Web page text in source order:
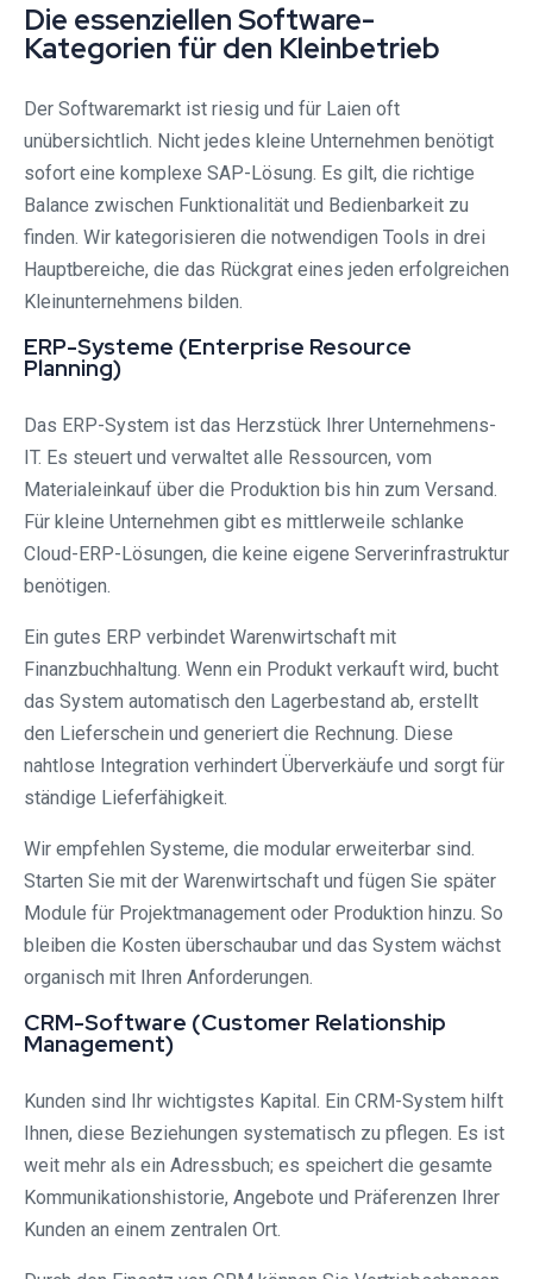
Die essenziellen Software-
Kategorien für den Kleinbetrieb
Der Softwaremarkt ist riesig und für Laien oft
unübersichtlich. Nicht jedes kleine Unternehmen benötigt
sofort eine komplexe SAP-Lösung. Es gilt, die richtige
Balance zwischen Funktionalität und Bedienbarkeit zu
finden. Wir kategorisieren die notwendigen Tools in drei
Hauptbereiche, die das Rückgrat eines jeden erfolgreichen
Kleinunternehmens bilden.
ERP-Systeme (Enterprise Resource
Planning)
Das ERP-System ist das Herzstück Ihrer Unternehmens-
IT. Es steuert und verwaltet alle Ressourcen, vom
Materialeinkauf über die Produktion bis hin zum Versand.
Für kleine Unternehmen gibt es mittlerweile schlanke
Cloud-ERP-Lösungen, die keine eigene Serverinfrastruktur
benötigen.
Ein gutes ERP verbindet Warenwirtschaft mit
Finanzbuchhaltung. Wenn ein Produkt verkauft wird, bucht
das System automatisch den Lagerbestand ab, erstellt
den Lieferschein und generiert die Rechnung. Diese
nahtlose Integration verhindert Überverkäufe und sorgt für
ständige Lieferfähigkeit.
Wir empfehlen Systeme, die modular erweiterbar sind.
Starten Sie mit der Warenwirtschaft und fügen Sie später
Module für Projektmanagement oder Produktion hinzu. So
bleiben die Kosten überschaubar und das System wächst
organisch mit Ihren Anforderungen.
CRM-Software (Customer Relationship
Management)
Kunden sind Ihr wichtigstes Kapital. Ein CRM-System hilft
Ihnen, diese Beziehungen systematisch zu pflegen. Es ist
weit mehr als ein Adressbuch; es speichert die gesamte
Kommunikationshistorie, Angebote und Präferenzen Ihrer
Kunden an einem zentralen Ort.